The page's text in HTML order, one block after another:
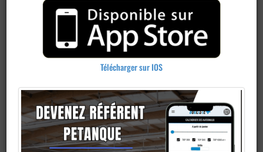
Télécharger sur IOS